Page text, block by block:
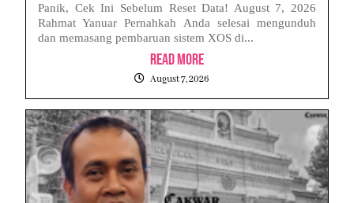
Panik, Cek Ini Sebelum Reset Data! August 7, 2026
Rahmat Yanuar Pernahkah Anda selesai mengunduh
dan memasang pembaruan sistem XOS di...
Read More
August 7, 2026